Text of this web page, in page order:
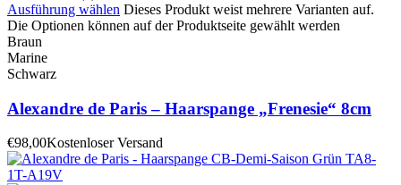
Ausführung wählen Dieses Produkt weist mehrere Varianten auf.
Die Optionen können auf der Produktseite gewählt werden
Braun
Marine
Schwarz
Alexandre de Paris – Haarspange „Frenesie“ 8cm
€98,00Kostenloser Versand